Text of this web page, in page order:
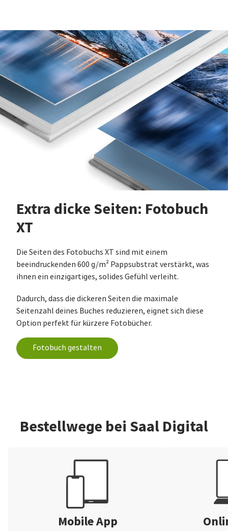
Extra dicke Seiten: Fotobuch
XT
Die Seiten des Fotobuchs XT sind mit einem
beeindruckenden 600 g/m² Pappsubstrat verstärkt, was
ihnen ein einzigartiges, solides Gefühl verleiht.
Dadurch, dass die dickeren Seiten die maximale
Seitenzahl deines Buches reduzieren, eignet sich diese
Option perfekt für kürzere Fotobücher.
Fotobuch gestalten
Bestellwege bei Saal Digital
Mobile App